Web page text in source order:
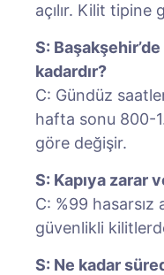
açılır. Kilit tipine
S:
kadardır?
C: Gündüz
hafta sonu 800-
göre değişir.
S: Kapıya zarar
C: %99 hasarsız
güvenlikli
S: Ne kadar